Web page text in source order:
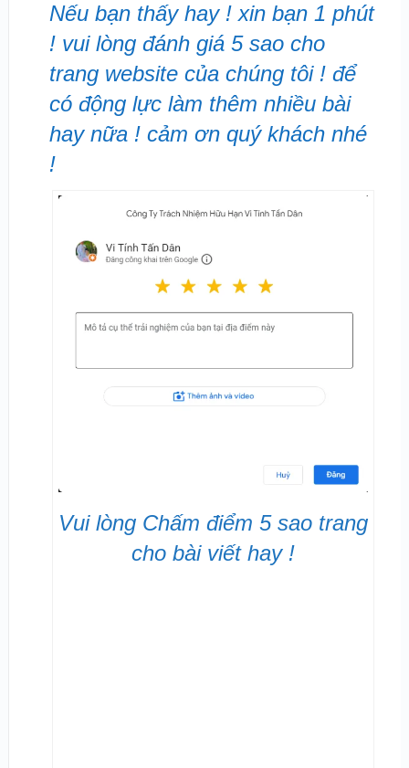
Nếu bạn thấy hay ! xin bạn 1 phút
! vui lòng đánh giá 5 sao cho
trang website của chúng tôi ! để
có động lực làm thêm nhiều bài
hay nữa ! cảm ơn quý khách nhé
!
Vui lòng Chấm điểm 5 sao trang
cho bài viết hay !